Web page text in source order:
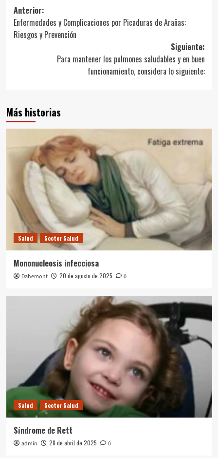
Navegación
de
entradas
Anterior:
Enfermedades y Complicaciones por Picaduras de Arañas:
Riesgos y Prevención
Siguiente:
Para mantener los pulmones saludables y en buen
funcionamiento, considera lo siguiente:
Más historias
Salud Sector Salud
Mononucleosis infecciosa
Dahemont 20 de agosto de 2025 0
Salud Sector Salud
Síndrome de Rett
admin 28 de abril de 2025 0